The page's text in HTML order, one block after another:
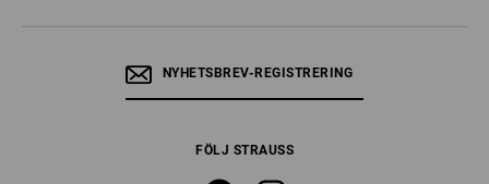
NYHETSBREV-REGISTRERING
FÖLJ STRAUSS